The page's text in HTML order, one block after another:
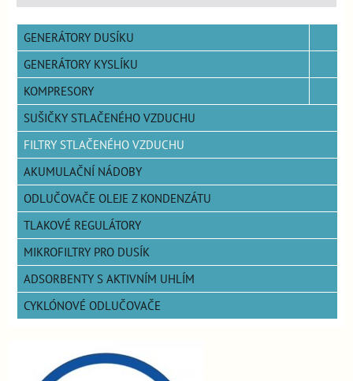
GENERÁTORY DUSÍKU
GENERÁTORY KYSLÍKU
KOMPRESORY
SUŠIČKY STLAČENÉHO VZDUCHU
FILTRY STLAČENÉHO VZDUCHU
AKUMULAČNÍ NÁDOBY
ODLUČOVAČE OLEJE Z KONDENZÁTU
TLAKOVÉ REGULÁTORY
MIKROFILTRY PRO DUSÍK
ADSORBENTY S AKTIVNÍM UHLÍM
CYKLÓNOVÉ ODLUČOVAČE